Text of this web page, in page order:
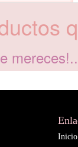
Inicio